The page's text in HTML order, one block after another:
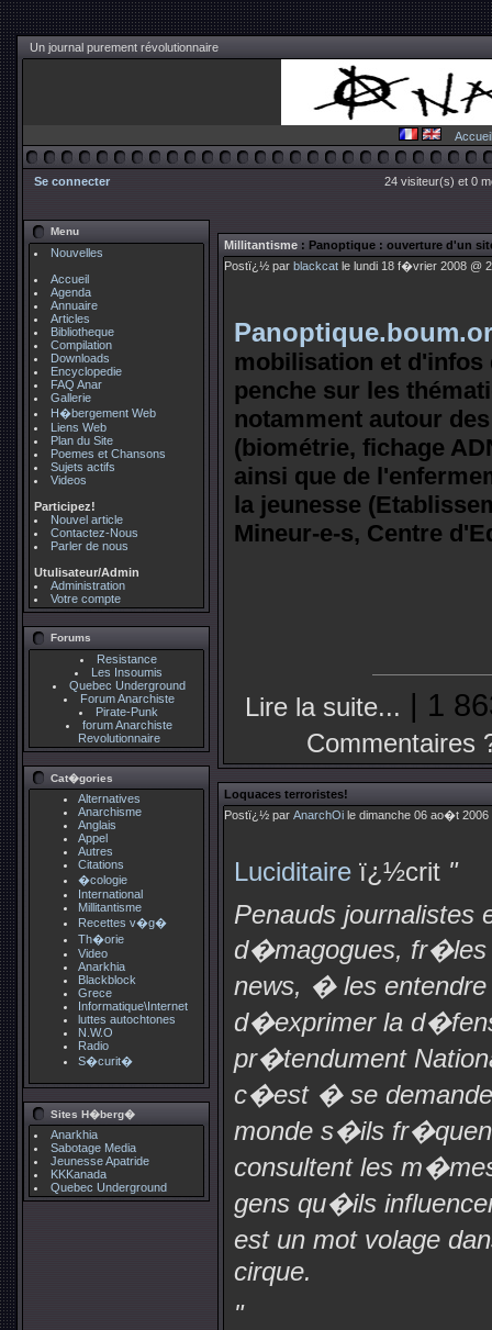
Un journal purement révolutionnaire
Accueil
Se connecter 24 visiteur(s) et 0
Menu
Nouvelles
Accueil
Agenda
Annuaire
Articles
Bibliotheque
Compilation
Downloads
Encyclopedie
FAQ Anar
Gallerie
H�bergement Web
Liens Web
Plan du Site
Poemes et Chansons
Sujets actifs
Videos
Participez!
Nouvel article
Contactez-Nous
Parler de nous
Utulisateur/Admin
Administration
Votre compte
Forums
Resistance
Les Insoumis
Quebec Underground
Forum Anarchiste
Pirate-Punk
forum Anarchiste
Revolutionnaire
Cat�gories
Alternatives
Anarchisme
Anglais
Appel
Autres
Citations
�cologie
International
Millitantisme
Recettes v�g�
Th�orie
Video
Anarkhia
Blackblock
Grece
Informatique\Internet
luttes autochtones
N.W.O
Radio
S�curit�
Sites H�berg�
Anarkhia
Sabotage Media
Jeunesse Apatride
KKKanada
Quebec Underground
Millitantisme : Panoptique : ouverture d'un
Postï¿½ par blackcat le lundi 18 f�vrier 2008 @
mobilisation et
penche sur les
notamment autour
(biométrie, fichage
ainsi que de
la jeunesse
Mineur-e-s, Centre
Lire la suite... | 1
Commentaires
Loquaces terroristes!
Postï¿½ par AnarchOi le dimanche 06 ao�t 2006
Luciditaire ï¿½crit "
Penauds journalistes
d�magogues, fr�les
news, � les entendre
d�exprimer la
pr�tendument
c�est � se
monde s�ils
consultent les
gens qu�ils
est un mot volage
cirque.
"